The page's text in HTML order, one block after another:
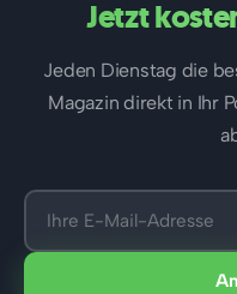
Jetzt
Jeden Dienstag die
Magazin direkt in Ihr